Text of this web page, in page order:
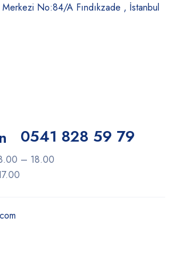
Merkezi No:84/A Fındıkzade , İstanbul
0541 828 59 79
– 18.00